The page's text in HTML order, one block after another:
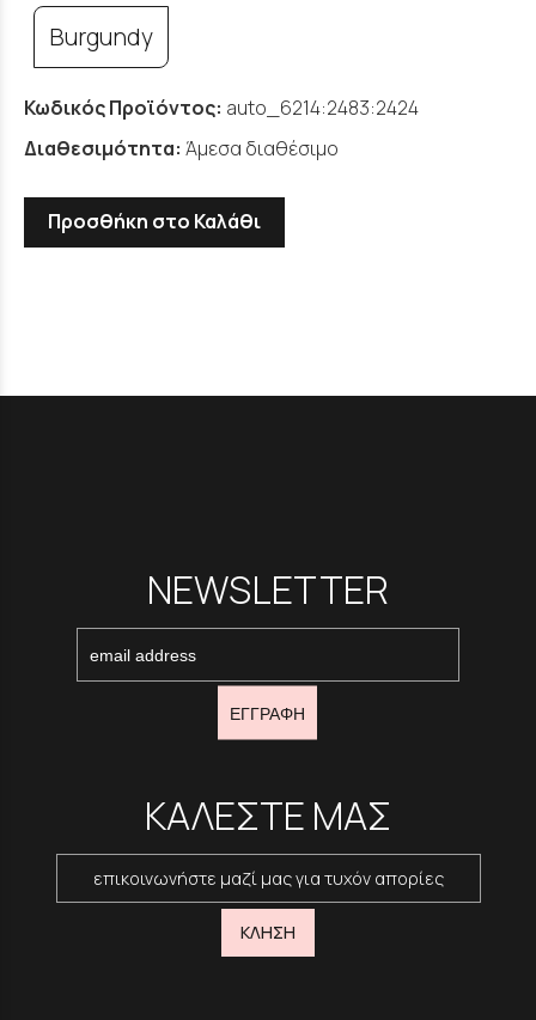
Burgundy
Κωδικός Προϊόντος: auto_6214:2483:2424
Διαθεσιμότητα: Άμεσα διαθέσιμο
Προσθήκη στο Καλάθι
NEWSLETTER
ΕΓΓΡΑΦΗ
ΚΑΛΕΣΤΕ ΜΑΣ
επικοινωνήστε μαζί μας για τυχόν απορίες
ΚΛΗΣΗ